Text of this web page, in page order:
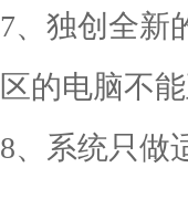
7、独创全新
区的电脑不
8、系统只做